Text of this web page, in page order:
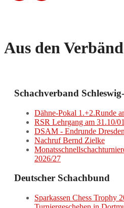
Aus den
Schachverband
Dähne-Pokal 1.+2.Runde
RSR Lehrgang am 31.10/
DSAM - Endrunde
Nachruf Bernd Zielke
2026/27
Deutscher Schachbund
Sparkassen Chess Trophy